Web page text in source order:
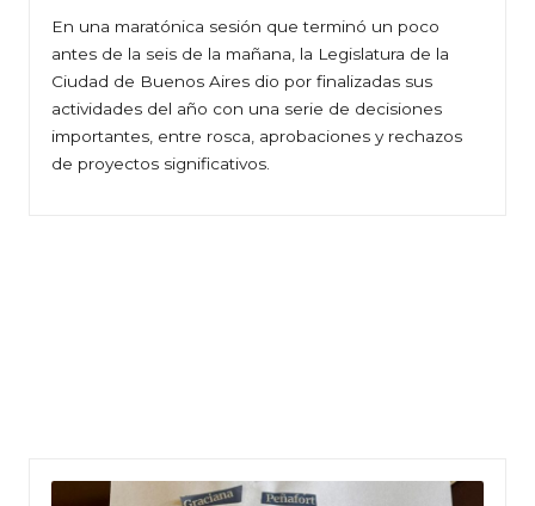
En una maratónica sesión que terminó un poco
antes de la seis de la mañana, la Legislatura de la
Ciudad de Buenos Aires dio por finalizadas sus
actividades del año con una serie de decisiones
importantes, entre rosca, aprobaciones y rechazos
de proyectos significativos.